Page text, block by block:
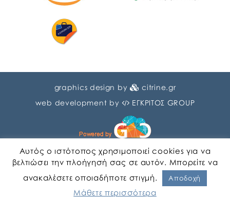
graphics design by
citrine.gr
web development by
ΕΓΚΡΙΤΟΣ GROUP
Αυτός ο ιστότοπος χρησιμοποιεί cookies για να
βελτιώσει την πλοήγησή σας σε αυτόν. Μπορείτε να
ανακαλέσετε οποιαδήποτε στιγμή.
Αποδοχή
Μάθετε περισσότερα
Αγγλικα Ελληνικα